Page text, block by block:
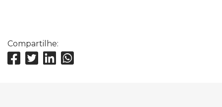
Compartilhe: